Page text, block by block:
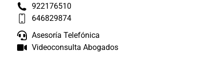
922176510
646829874
Asesoría Telefónica
Videoconsulta Abogados